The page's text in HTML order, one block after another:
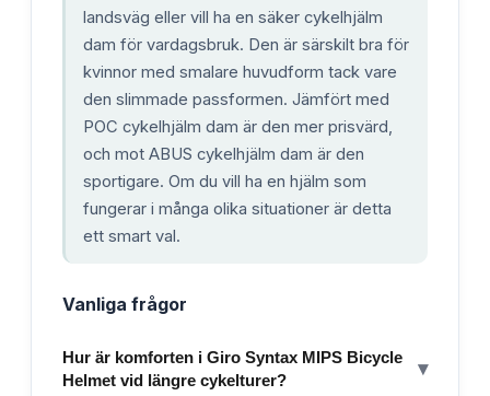
landsväg eller vill ha en säker cykelhjälm
dam för vardagsbruk. Den är särskilt bra för
kvinnor med smalare huvudform tack vare
den slimmade passformen. Jämfört med
POC cykelhjälm dam är den mer prisvärd,
och mot ABUS cykelhjälm dam är den
sportigare. Om du vill ha en hjälm som
fungerar i många olika situationer är detta
ett smart val.
Vanliga frågor
Hur är komforten i Giro Syntax MIPS Bicycle
Helmet vid längre cykelturer?
▾